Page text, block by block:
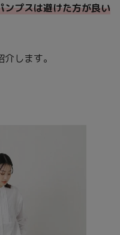
ンプスは避けた方が良い
します。